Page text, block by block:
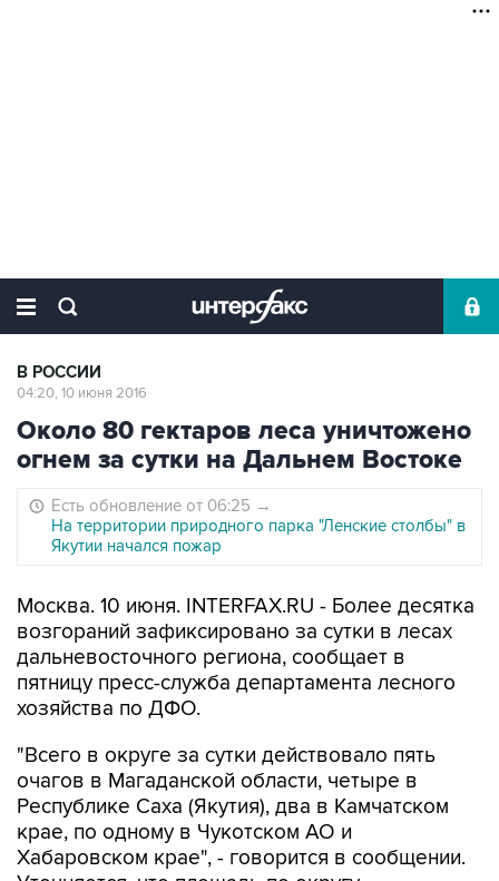
В РОССИИ
04:20, 10 июня 2016
Около 80 гектаров леса уничтожено
огнем за сутки на Дальнем Востоке
Есть обновление от 06:25 →
На территории природного парка "Ленские столбы" в
Якутии начался пожар
Москва. 10 июня. INTERFAX.RU - Более десятка
возгораний зафиксировано за сутки в лесах
дальневосточного региона, сообщает в
пятницу пресс-служба департамента лесного
хозяйства по ДФО.
"Всего в округе за сутки действовало пять
очагов в Магаданской области, четыре в
Республике Саха (Якутия), два в Камчатском
крае, по одному в Чукотском АО и
Хабаровском крае", - говорится в сообщении.